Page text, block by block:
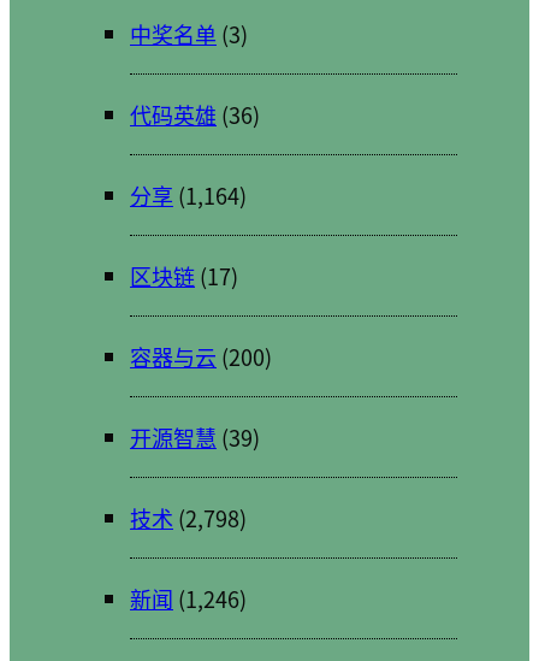
中奖名单 (3)
代码英雄 (36)
分享 (1,164)
区块链(17)
容器与云 (200)
开源智慧 (39)
技术 (2,798)
新闻 (1,246)